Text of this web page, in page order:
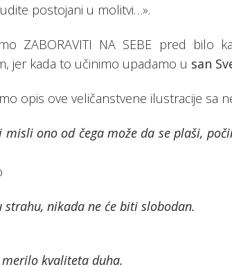
postojani u molitvi…».
ZABORAVITI NA SEBE pred bilo
jer kada to učinimo upadamo u san
opis ove veličanstvene ilustracije sa
misli ono od čega može da se plaši,
strahu, nikada ne će biti slobodan.
merilo kvaliteta duha.